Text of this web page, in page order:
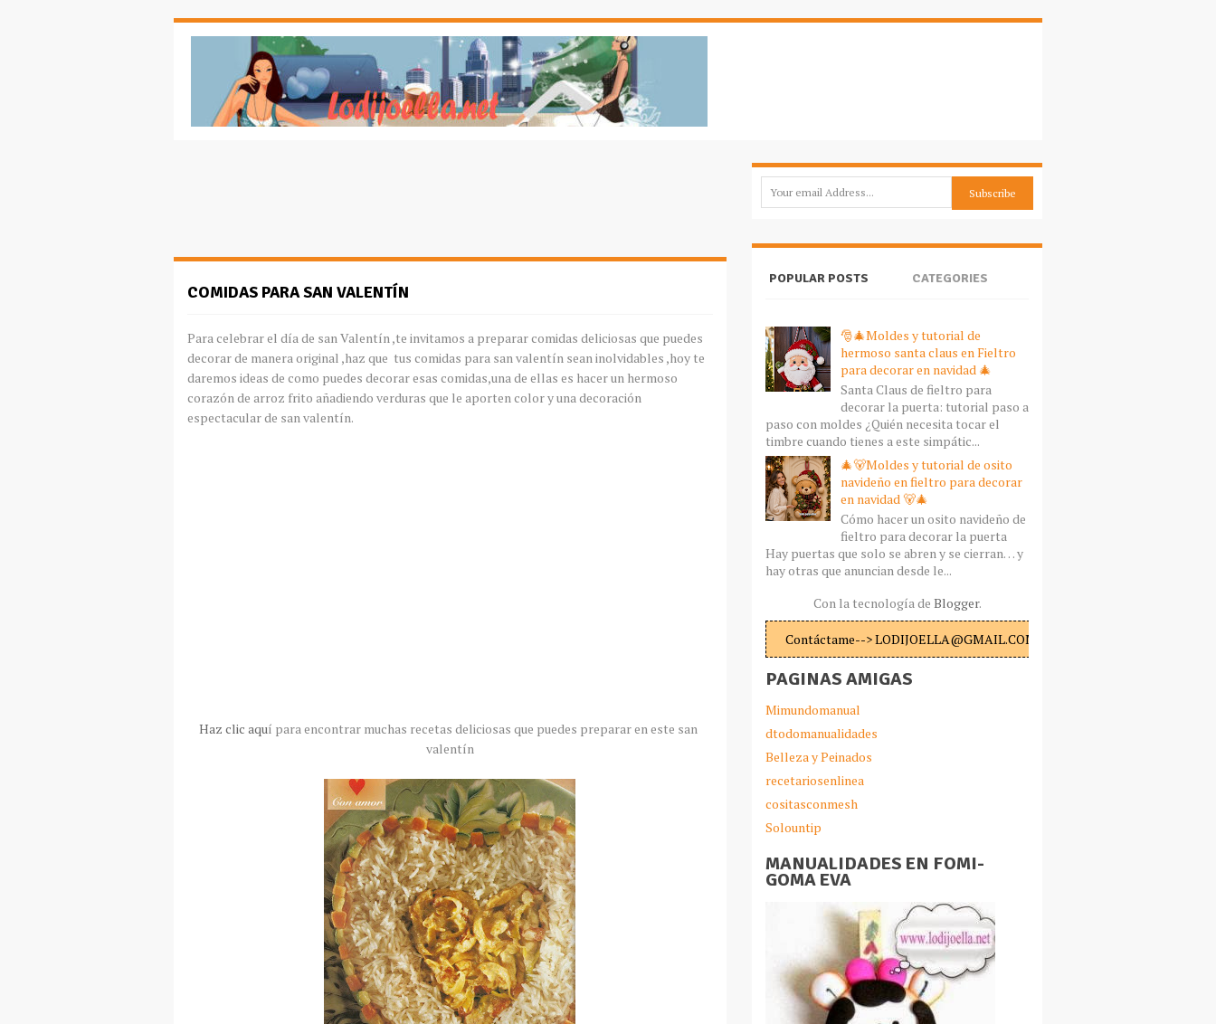
COMIDAS PARA SAN VALENTÍN
Para celebrar el día de san Valentín ,te invitamos a preparar comidas deliciosas que puedes
decorar de manera original ,haz que tus comidas para san valentín sean inolvidables ,hoy te
daremos ideas de como puedes decorar esas comidas,una de ellas es hacer un hermoso
corazón de arroz frito añadiendo verduras que le aporten color y una decoración
espectacular de san valentín.
Haz clic aquí para encontrar muchas recetas deliciosas que puedes preparar en este san
valentín
POPULAR POSTS CATEGORIES
🎅🎄Moldes y tutorial de
hermoso santa claus en Fieltro
para decorar en navidad 🎄
Santa Claus de fieltro para
decorar la puerta: tutorial paso a
paso con moldes ¿Quién necesita tocar el
timbre cuando tienes a este simpátic...
🎄🐻Moldes y tutorial de osito
navideño en fieltro para decorar
en navidad 🐻🎄
Cómo hacer un osito navideño de
fieltro para decorar la puerta
Hay puertas que solo se abren y se cierran… y
hay otras que anuncian desde le...
Con la tecnología de Blogger.
Contáctame--> LODIJOELLA@GMAIL.COM
PAGINAS AMIGAS
Mimundomanual
dtodomanualidades
Belleza y Peinados
recetariosenlinea
cositasconmesh
Solountip
MANUALIDADES EN FOMI-
GOMA EVA